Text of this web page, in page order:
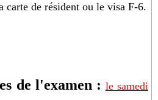
carte de résident ou le visa F-6.
de l'examen : le samedi